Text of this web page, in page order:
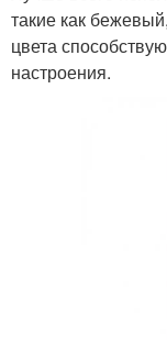
такие как
цвета
настроения.